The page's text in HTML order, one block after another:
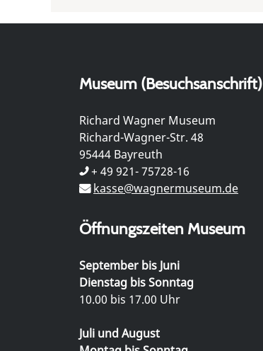
Museum (Besuchsanschrift)
Richard Wagner Museum
Richard-Wagner-Str. 48
95444 Bayreuth
+ 49 921- 75728-16
kasse@wagnermuseum.de
Öffnungszeiten Museum
September bis Juni
Dienstag bis Sonntag
10.00 bis 17.00 Uhr
Juli und August